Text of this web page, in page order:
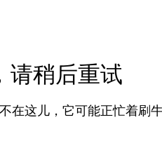
请稍后重试
在这儿，它可能正忙着刷